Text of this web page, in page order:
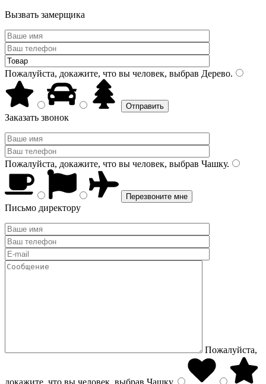
Вызвать замерщика
Пожалуйста, докажите, что вы человек, выбрав Дерево.
Заказать звонок
Пожалуйста, докажите, что вы человек, выбрав Чашку.
Письмо директору
Пожалуйста,
докажите, что вы человек, выбрав Чашку.